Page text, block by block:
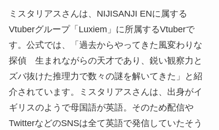
ミスタリアスさんは、NIJISANJI ENに属する
Vtuberグループ「Luxiem」に所属するVtuberで
す。公式では、「過去からやってきた風変わりな
探偵 生まれながらの天才であり、鋭い観察力と
ズバ抜けた推理力で数々の謎を解いてきた」と紹
介されています。ミスタリアスさんは、出身がイ
ギリスのようで母国語が英語。そのため配信や
TwitterなどのSNSは全て英語で発信していたそう